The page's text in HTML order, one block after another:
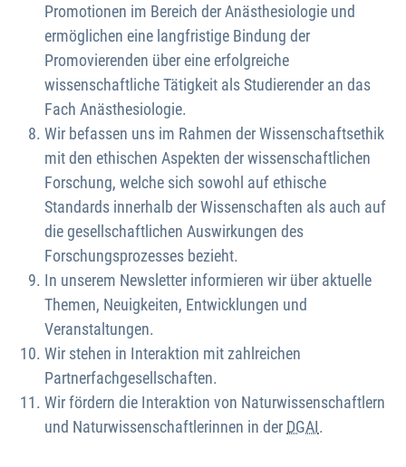
Promotionen im Bereich der Anästhesiologie und
ermöglichen eine langfristige Bindung der
Promovierenden über eine erfolgreiche
wissenschaftliche Tätigkeit als Studierender an das
Fach Anästhesiologie.
Wir befassen uns im Rahmen der Wissenschaftsethik
mit den ethischen Aspekten der wissenschaftlichen
Forschung, welche sich sowohl auf ethische
Standards innerhalb der Wissenschaften als auch auf
die gesellschaftlichen Auswirkungen des
Forschungsprozesses bezieht.
In unserem Newsletter informieren wir über aktuelle
Themen, Neuigkeiten, Entwicklungen und
Veranstaltungen.
Wir stehen in Interaktion mit zahlreichen
Partnerfachgesellschaften.
Wir fördern die Interaktion von Naturwissenschaftlern
und Naturwissenschaftlerinnen in der DGAI.